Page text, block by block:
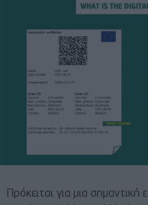
Πρόκειται για μια σημαντική